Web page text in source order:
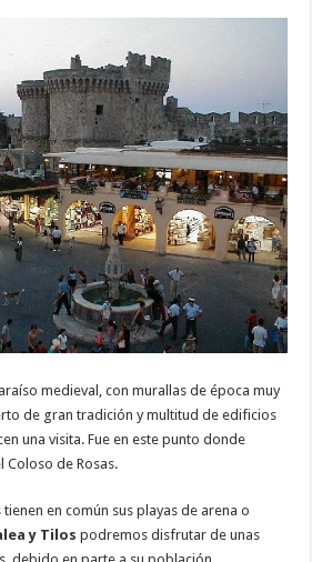
medieval, con murallas de época muy
de gran tradición y multitud de edificios
una visita. Fue en este punto donde
Coloso de Rosas.
en común sus playas de arena o
y Tilos podremos disfrutar de unas